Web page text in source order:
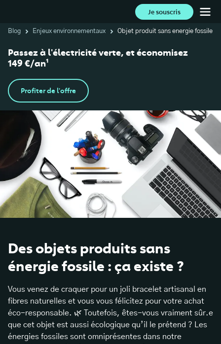
Je souscris
Blog Enjeux environnementaux Objet produit sans energie fossile
Passez à l'électricité verte, et économisez
149 €/an¹
Profiter de l'offre
Des objets produits sans
énergie fossile : ça existe ?
Vous venez de craquer pour un joli bracelet artisanal en
fibres naturelles et vous vous félicitez pour votre achat
éco-responsable. 🌿 Toutefois, êtes-vous vraiment sûr.e
que cet objet est aussi écologique qu’il le prétend ? Les
énergies fossiles sont omniprésentes dans notre